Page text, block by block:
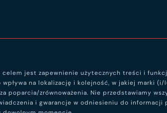
jest zapewnienie użytecznych treści i
na lokalizację i kolejność, w jakiej marki
poparcia/zrównoważenia. Nie przedstawiamy
i gwarancje w odniesieniu do